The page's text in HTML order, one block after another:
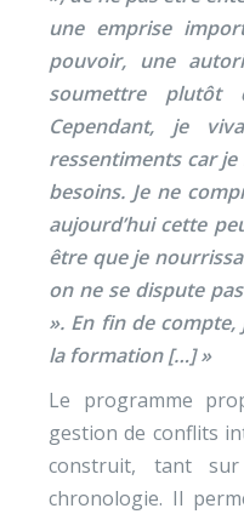
une emprise
pouvoir, une
soumettre plutôt
Cependant, je
ressentiments car
besoins. Je ne
aujourd’hui cette
être que je
on ne se dispute
». En fin de compte,
la formation […] »
Le programme
gestion de conflits
construit, tant
chronologie. Il